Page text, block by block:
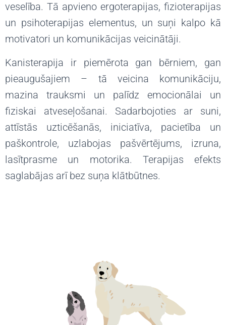
veselība. Tā apvieno ergoterapijas, fizioterapijas
un psihoterapijas elementus, un suņi kalpo kā
motivatori un komunikācijas veicinātāji.
Kanisterapija ir piemērota gan bērniem, gan
pieaugušajiem – tā veicina komunikāciju,
mazina trauksmi un palīdz emocionālai un
fiziskai atveseļošanai. Sadarbojoties ar suni,
attīstās uzticēšanās, iniciatīva, pacietība un
paškontrole, uzlabojas pašvērtējums, izruna,
lasītprasme un motorika. Terapijas efekts
saglabājas arī bez suņa klātbūtnes.